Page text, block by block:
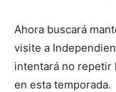
Ahora buscará
visite a
intentará no repetir
en esta temporada.